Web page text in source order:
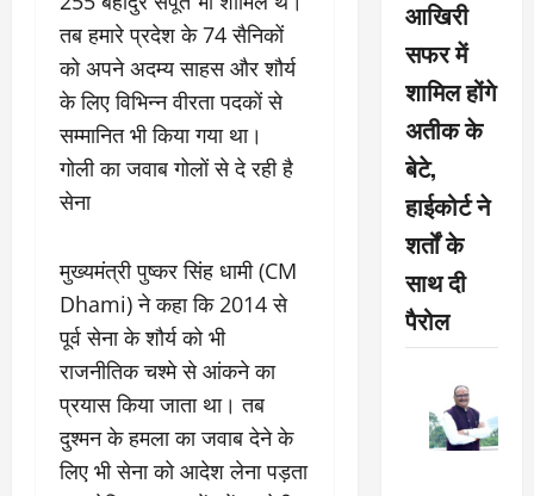
तब हमारे प्रदेश के 74 सैनिकों
को अपने अदम्य साहस और शौर्य
के लिए विभिन्न वीरता पदकों से
सम्मानित भी किया गया था।
गोली का जवाब गोलों से दे रही है
सेना
मुख्यमंत्री पुष्कर सिंह धामी (CM
Dhami) ने कहा कि 2014 से
पूर्व सेना के शौर्य को भी
राजनीतिक चश्मे से आंकने का
प्रयास किया जाता था। तब
दुश्मन के हमला का जवाब देने के
लिए भी सेना को आदेश लेना पड़ता
आखिरी
सफर में
शामिल होंगे
अतीक के
बेटे,
हाईकोर्ट ने
शर्तों के
साथ दी
पैरोल